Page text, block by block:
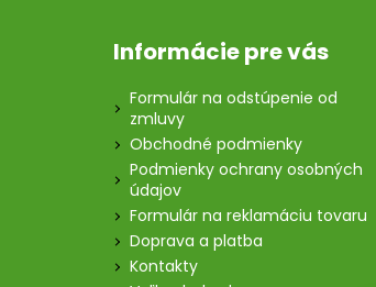
Informácie pre vás
Formulár na odstúpenie od
zmluvy
Obchodné podmienky
Podmienky ochrany osobných
údajov
Formulár na reklamáciu tovaru
Doprava a platba
Kontakty